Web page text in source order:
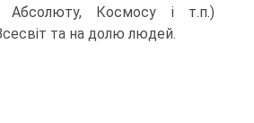
Абсолюту, Космосу і т.п.)
та на долю людей.